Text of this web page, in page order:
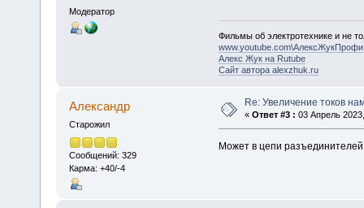
Модератор
Фильмы об электротехнике и не
www.youtube.com\АлексЖукПрофи
Алекс Жук на Rutube
Сайт автора alexzhuk.ru
Алексaндр
Старожил
Сообщений: 329
Карма: +40/-4
Re: Увеличение токов
« Ответ #3 : 03 Апрель
Может в цепи